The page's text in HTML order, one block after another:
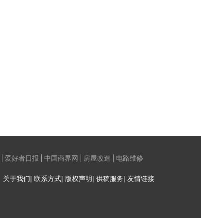
爱好者日报 中国商界网 房屋改造
电路维修
关于我们| 联系方式| 版权声明| 供稿服务| 友情链接